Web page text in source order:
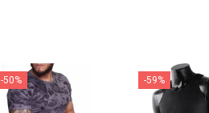
-50% -59%